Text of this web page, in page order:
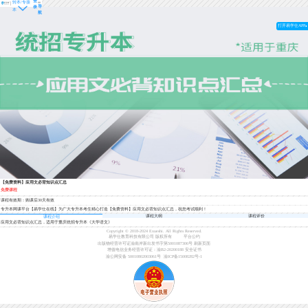
转本/专接
本
登
录导
航
打开易学仕APP
【免费资料】应用文必背知识点汇总
免费课程
课程有效期：购课后30天有效
专升本网课平台【易学仕在线】为广大专升本考生精心打造【免费资料】应用文必背知识点汇总，祝您考试顺利！
课程介绍
课程大纲
课程评价
应用文必背知识点汇总，适用于重庆统招专升本《大学语文》
Copyright © 2018-2024 Exueshi. All Rights Reserved.
易学仕教育科技有限公司 版权所有
平台公约
出版物经营许可证渝南岸新出发书字第5001087306号
刷新页面
增值电信业务经营许可证：渝B2-20200188 安全证书
渝公网安备 50010802003061号
渝ICP备15008282号-1